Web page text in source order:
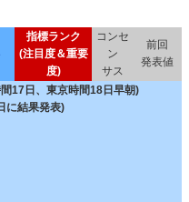
指標ランク
(注目度＆重要
度)
コンセ
ン
サス
前回
発表値
17日、東京時間18日早朝)
に結果発表)